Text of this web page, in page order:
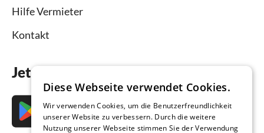
Hilfe Vermieter
Kontakt
Jetzt die App downloaden
Diese Webseite verwendet Cookies.
Wir verwenden Cookies, um die Benutzerfreundlichkeit
unserer Website zu verbessern. Durch die weitere
Nutzung unserer Webseite stimmen Sie der Verwendung